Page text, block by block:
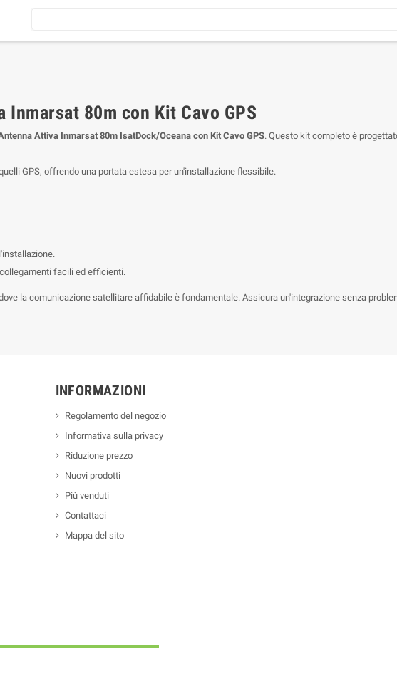
80m con Kit Cavo GPS
Attiva Inmarsat 80m IsatDock/Oceana con Kit Cavo GPS. Questo kit completo è
GPS, offrendo una portata estesa per un'installazione flessibile.
facili ed efficienti.
la comunicazione satellitare affidabile è fondamentale. Assicura un'integrazione senza
INFORMAZIONI
Regolamento del negozio
Informativa sulla privacy
Riduzione prezzo
Nuovi prodotti
Più venduti
Contattaci
Mappa del sito